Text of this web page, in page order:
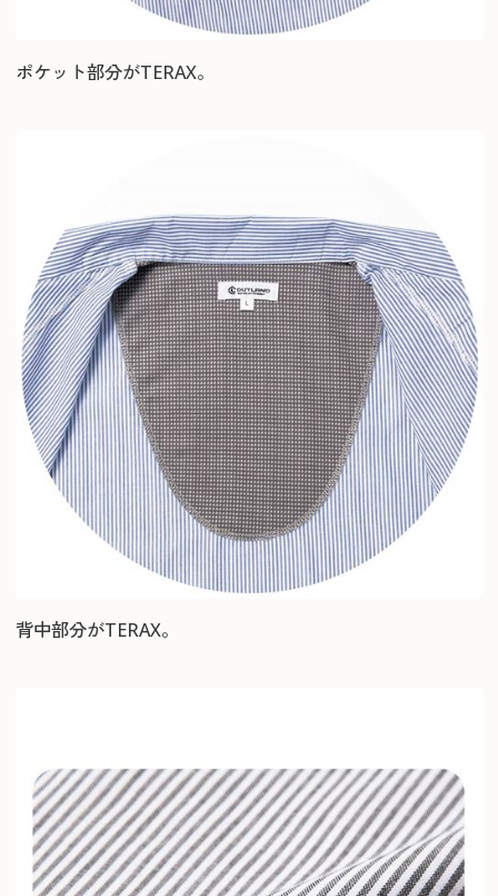
ポケット部分がTERAX。
背中部分がTERAX。